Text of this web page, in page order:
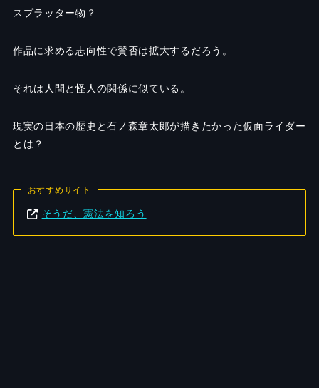
スプラッター物？
作品に求める志向性で賛否は拡大するだろう。
それは人間と怪人の関係に似ている。
現実の日本の歴史と石ノ森章太郎が描きたかった仮面ライダー
とは？
おすすめサイト
そうだ、憲法を知ろう